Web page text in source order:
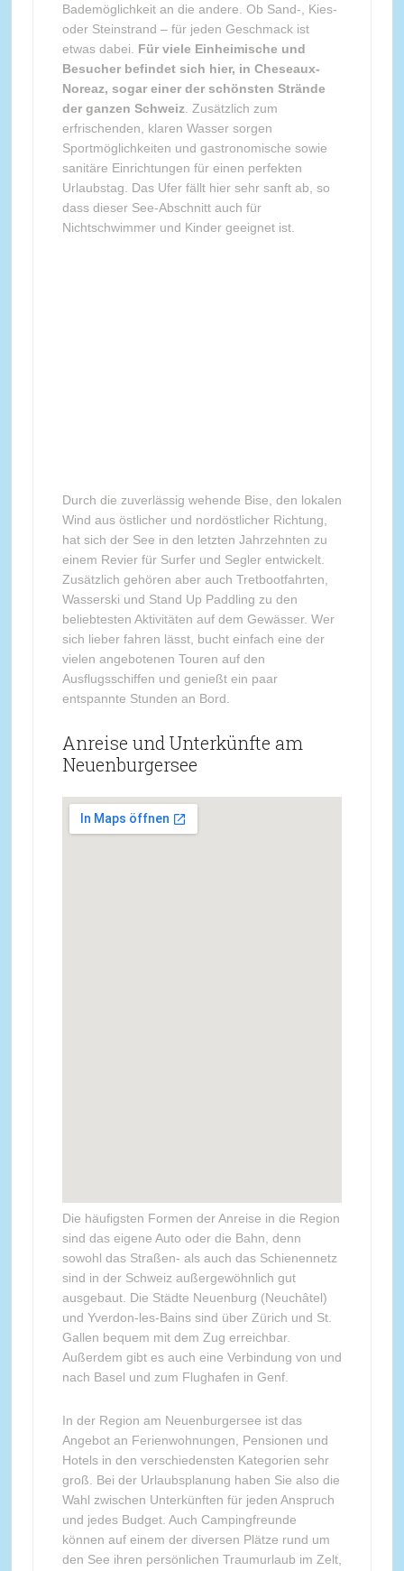
Bademöglichkeit an die andere. Ob Sand-, Kies-
oder Steinstrand – für jeden Geschmack ist
etwas dabei. Für viele Einheimische und
Besucher befindet sich hier, in Cheseaux-
Noreaz, sogar einer der schönsten Strände
der ganzen Schweiz. Zusätzlich zum
erfrischenden, klaren Wasser sorgen
Sportmöglichkeiten und gastronomische sowie
sanitäre Einrichtungen für einen perfekten
Urlaubstag. Das Ufer fällt hier sehr sanft ab, so
dass dieser See-Abschnitt auch für
Nichtschwimmer und Kinder geeignet ist.
Durch die zuverlässig wehende Bise, den lokalen
Wind aus östlicher und nordöstlicher Richtung,
hat sich der See in den letzten Jahrzehnten zu
einem Revier für Surfer und Segler entwickelt.
Zusätzlich gehören aber auch Tretbootfahrten,
Wasserski und Stand Up Paddling zu den
beliebtesten Aktivitäten auf dem Gewässer. Wer
sich lieber fahren lässt, bucht einfach eine der
vielen angebotenen Touren auf den
Ausflugsschiffen und genießt ein paar
entspannte Stunden an Bord.
Anreise und Unterkünfte am
Neuenburgersee
Die häufigsten Formen der Anreise in die Region
sind das eigene Auto oder die Bahn, denn
sowohl das Straßen- als auch das Schienennetz
sind in der Schweiz außergewöhnlich gut
ausgebaut. Die Städte Neuenburg (Neuchâtel)
und Yverdon-les-Bains sind über Zürich und St.
Gallen bequem mit dem Zug erreichbar.
Außerdem gibt es auch eine Verbindung von und
nach Basel und zum Flughafen in Genf.
In der Region am Neuenburgersee ist das
Angebot an Ferienwohnungen, Pensionen und
Hotels in den verschiedensten Kategorien sehr
groß. Bei der Urlaubsplanung haben Sie also die
Wahl zwischen Unterkünften für jeden Anspruch
und jedes Budget. Auch Campingfreunde
können auf einem der diversen Plätze rund um
den See ihren persönlichen Traumurlaub im Zelt,